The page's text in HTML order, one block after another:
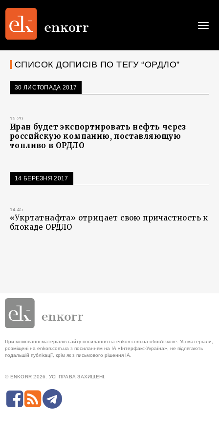
СПИСОК ДОПИСІВ ПО ТЕГУ “ОРДЛО”
30 ЛИСТОПАДА 2017
15:29
Иран будет экспортировать нефть через
российскую компанию, поставляющую
топливо в ОРДЛО
14 БЕРЕЗНЯ 2017
14:45
«Укртатнафта» отрицает свою причастность к
блокаде ОРДЛО
При копіюванні матеріалів сайту посилання на enkorr.com.ua обов'язкове. Усі матеріали,
розміщені на enkorr.com.ua з посиланням на ІА «Інтерфакс-Україна», не підлягають
подальшій публікації, крім як з письмового рішення ІА.
© ENKORR 2026. УСІ ПРАВА ЗАХИЩЕНІ.